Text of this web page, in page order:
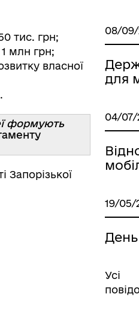
тис. грн;
млн грн;
власної
формують
Запорізької
08/09/
для
04/07/
19/05/
Усі